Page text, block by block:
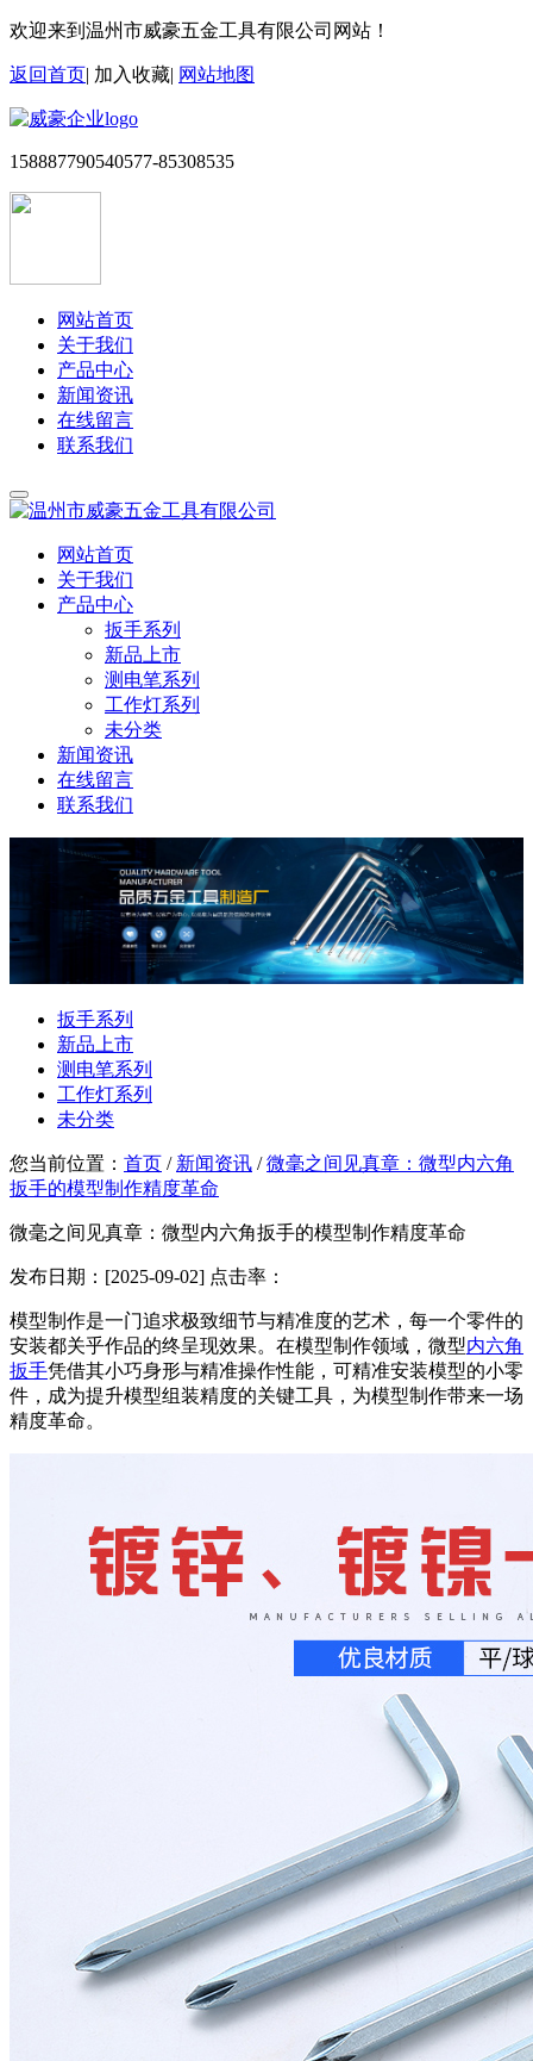
欢迎来到温州市威豪五金工具有限公司网站！
返回首页| 加入收藏| 网站地图
158887790540577-85308535
网站首页
关于我们
产品中心
新闻资讯
在线留言
联系我们
网站首页
关于我们
产品中心
扳手系列
新品上市
测电笔系列
工作灯系列
未分类
新闻资讯
在线留言
联系我们
扳手系列
新品上市
测电笔系列
工作灯系列
未分类
您当前位置： 首页 / 新闻资讯 /微毫之间见真章：微型内六角
扳手的模型制作精度革命
微毫之间见真章：微型内六角扳手的模型制作精度革命
发布日期：[2025-09-02] 点击率：
模型制作是一门追求极致细节与精准度的艺术，每一个零件的
安装都关乎作品的终呈现效果。在模型制作领域，微型内六角
扳手凭借其小巧身形与精准操作性能，可精准安装模型的小零
件，成为提升模型组装精度的关键工具，为模型制作带来一场
精度革命。